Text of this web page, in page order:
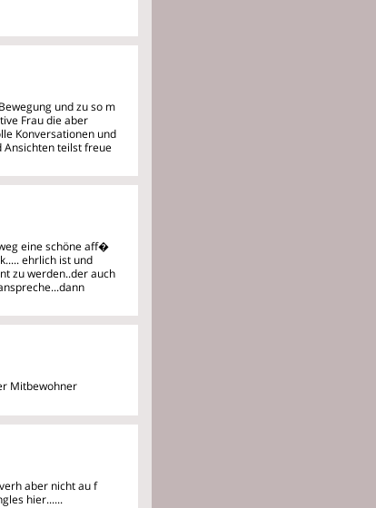
und zu so m
Frau die aber
Konversationen und
Ansichten teilst freue
eine schöne aff�
ehrlich ist und
zu werden..der auch
Mitbewohner
aber nicht auf
hier......